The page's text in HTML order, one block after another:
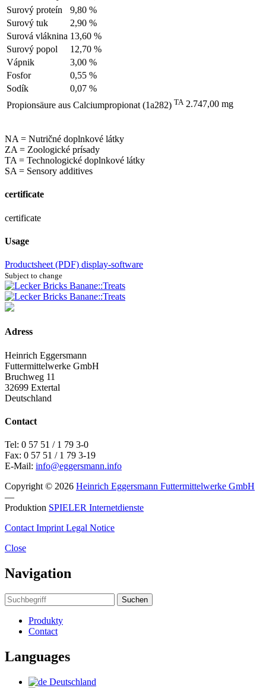
Surový proteín
9,80 %
Surový tuk
2,90 %
Surová vláknina 13,60 %
Surový popol
12,70 %
Vápnik
3,00 %
Fosfor
0,55 %
Sodík
0,07 %
Propionsäure aus Calciumpropionat (1a282) TA 2.747,00 mg
NA = Nutričné doplnkové látky
ZA = Zoologické prísady
TA = Technologické doplnkové látky
SA = Sensory additives
certificate
certificate
Usage
Productsheet (PDF) display-software
Subject to change
Adress
Heinrich Eggersmann
Futtermittelwerke GmbH
Bruchweg 11
32699 Extertal
Deutschland
Contact
Tel: 0 57 51 / 1 79 3-0
Fax: 0 57 51 / 1 79 3-19
E-Mail: info@eggersmann.info
Copyright © 2026 Heinrich Eggersmann Futtermittelwerke GmbH
—
Produktion SPIELER Internetdienste
Contact Imprint Legal Notice
Close
Navigation
Suchen
Produkty
Contact
Languages
Deutschland